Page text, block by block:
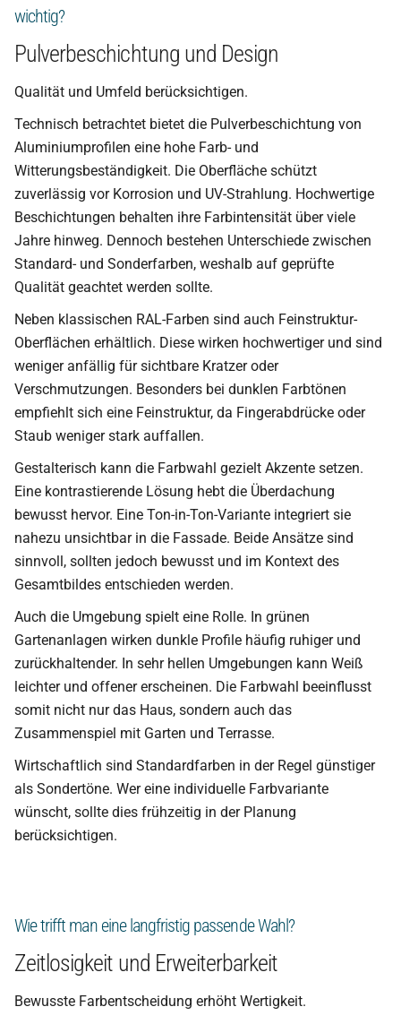
wichtig?
Pulverbeschichtung und Design
Qualität und Umfeld berücksichtigen.
Technisch betrachtet bietet die Pulverbeschichtung von
Aluminiumprofilen eine hohe Farb- und
Witterungsbeständigkeit. Die Oberfläche schützt
zuverlässig vor Korrosion und UV-Strahlung. Hochwertige
Beschichtungen behalten ihre Farbintensität über viele
Jahre hinweg. Dennoch bestehen Unterschiede zwischen
Standard- und Sonderfarben, weshalb auf geprüfte
Qualität geachtet werden sollte.
Neben klassischen RAL-Farben sind auch Feinstruktur-
Oberflächen erhältlich. Diese wirken hochwertiger und sind
weniger anfällig für sichtbare Kratzer oder
Verschmutzungen. Besonders bei dunklen Farbtönen
empfiehlt sich eine Feinstruktur, da Fingerabdrücke oder
Staub weniger stark auffallen.
Gestalterisch kann die Farbwahl gezielt Akzente setzen.
Eine kontrastierende Lösung hebt die Überdachung
bewusst hervor. Eine Ton-in-Ton-Variante integriert sie
nahezu unsichtbar in die Fassade. Beide Ansätze sind
sinnvoll, sollten jedoch bewusst und im Kontext des
Gesamtbildes entschieden werden.
Auch die Umgebung spielt eine Rolle. In grünen
Gartenanlagen wirken dunkle Profile häufig ruhiger und
zurückhaltender. In sehr hellen Umgebungen kann Weiß
leichter und offener erscheinen. Die Farbwahl beeinflusst
somit nicht nur das Haus, sondern auch das
Zusammenspiel mit Garten und Terrasse.
Wirtschaftlich sind Standardfarben in der Regel günstiger
als Sondertöne. Wer eine individuelle Farbvariante
wünscht, sollte dies frühzeitig in der Planung
berücksichtigen.
Wie trifft man eine langfristig passende Wahl?
Zeitlosigkeit und Erweiterbarkeit
Bewusste Farbentscheidung erhöht Wertigkeit.